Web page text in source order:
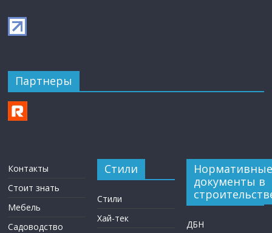
Партнеры
Контакты
Стоит знать
Мебель
Садоводство
Стили
Стили
Хай-тек
Нормативные
документы в
ДБН